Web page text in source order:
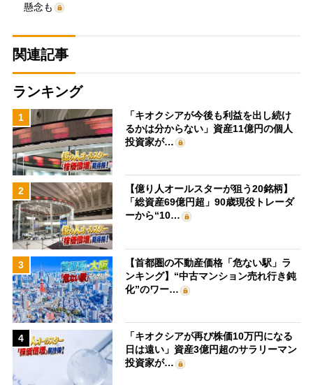
懸念も
関連記事
ランキング
1
「キオクシアが今後も利益を出し続け
るかは分からない」資産11億円の個人
投資家が…
2
【億り人オールスターが狙う20銘柄】
「総資産69億円超」90歳現役トレーダ
ーから“10…
3
【首都圏の不動産価格「危ない駅」ラ
ンキング】“中古マンション売れ行き鈍
化”のワー…
4
「キオクシアが再び株価10万円になる
日は遠い」資産3億円超のサラリーマン
投資家が…